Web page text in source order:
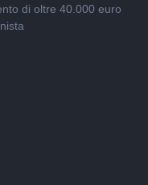
di oltre 40.000 euro